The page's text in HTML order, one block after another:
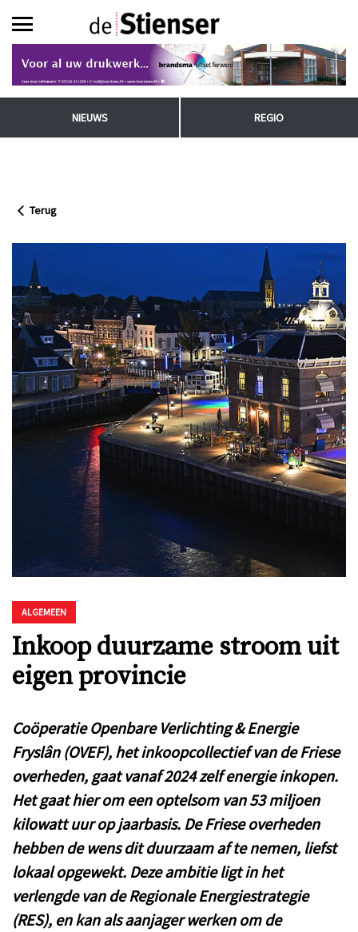
NIEUWS REGIO
Terug
ALGEMEEN
Inkoop duurzame stroom uit
eigen provincie
Coöperatie Openbare Verlichting & Energie
Fryslân (OVEF), het inkoopcollectief van de Friese
overheden, gaat vanaf 2024 zelf energie inkopen.
Het gaat hier om een optelsom van 53 miljoen
kilowatt uur op jaarbasis. De Friese overheden
hebben de wens dit duurzaam af te nemen, liefst
lokaal opgewekt. Deze ambitie ligt in het
verlengde van de Regionale Energiestrategie
(RES), en kan als aanjager werken om de